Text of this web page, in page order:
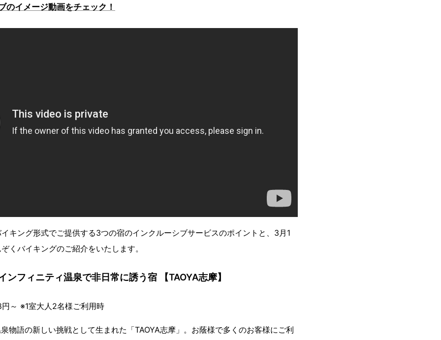
のイメージ動画をチェック！
キング形式でご提供する3つの宿のインクルーシブサービスのポイントと、3月1
くバイキングのご紹介をいたします。
ンフィニティ温泉で非日常に誘う宿 【TAOYA志摩】
～ ※1室大人2名様ご利用時
物語の新しい挑戦として生まれた「TAOYA志摩」。お蔭様で多くのお客様にご利